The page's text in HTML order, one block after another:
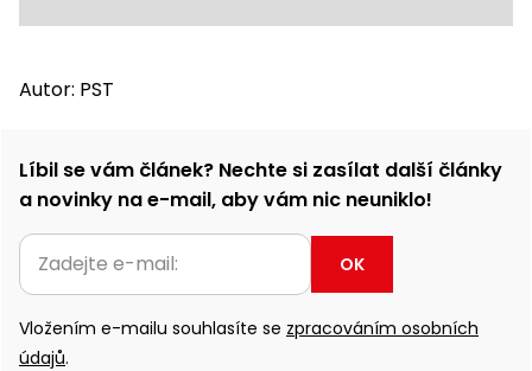
Autor: PST
Líbil se vám článek? Nechte si zasílat další články
a novinky na e-mail, aby vám nic neuniklo!
OK
Vložením e-mailu souhlasíte se zpracováním osobních
údajů.